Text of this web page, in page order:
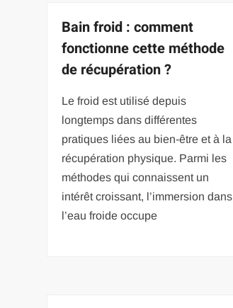
Bain froid : comment
fonctionne cette méthode
de récupération ?
Le froid est utilisé depuis
longtemps dans différentes
pratiques liées au bien-être et à la
récupération physique. Parmi les
méthodes qui connaissent un
intérêt croissant, l’immersion dans
l’eau froide occupe